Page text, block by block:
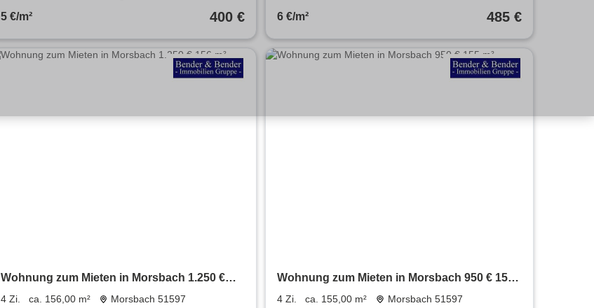
5 €/m² 400 € 6 €/m² 485 €
Wohnung zum Mieten in Morsbach 1.250 €
156 m²
4 Zi. ca. 156,00 m² Morsbach 51597
Wohnung zum Mieten in Morsbach 950 € 155
m²
4 Zi. ca. 155,00 m² Morsbach 51597